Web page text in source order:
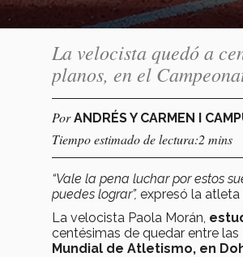
La velocista quedó a
planos, en el
PorANDRÉS Y CARMEN I
Tiempo estimado de lectura:2 mins
“Vale la pena luchar por estos
puedes lograr”, expresó la
La velocista Paola Morán,
centésimas de quedar entre las
Mundial de Atletismo, en